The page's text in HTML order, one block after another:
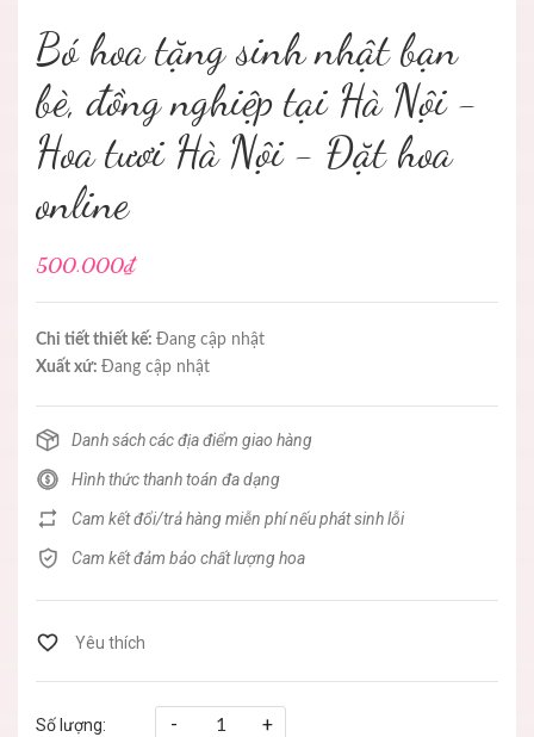
Bó hoa tặng sinh nhật bạn
bè, đồng nghiệp tại Hà Nội -
Hoa tươi Hà Nội - Đặt hoa
online
500.000₫
Chi tiết thiết kế: Đang cập nhật
Xuất xứ: Đang cập nhật
Danh sách các địa điểm giao hàng
Hình thức thanh toán đa dạng
Cam kết đổi/trả hàng miễn phí nếu phát sinh lỗi
Cam kết đảm bảo chất lượng hoa
Số lượng: - +